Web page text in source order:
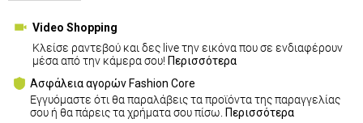
Video Shopping
Κλείσε ραντεβού και δες live την εικόνα που σε ενδιαφέρουν
μέσα από την κάμερα σου! Περισσότερα
Ασφάλεια αγορών Fashion Core
Εγγυόμαστε ότι θα παραλάβεις τα προϊόντα της παραγγελίας
σου ή θα πάρεις τα χρήματα σου πίσω. Περισσότερα